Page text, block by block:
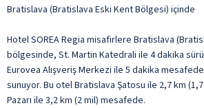
Bratislava (Bratislava Eski Kent Bölgesi) içinde
Hotel SOREA Regia misafirlere Bratislava
bölgesinde, St. Martin Katedrali ile 4 dakika
Eurovea Alışveriş Merkezi ile 5 dakika
sunuyor. Bu otel Bratislava Şatosu ile 2,7 km
Pazarı ile 3,2 km (2 mil) mesafede.